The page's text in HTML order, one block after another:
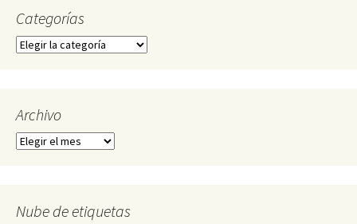
Categorías
Categorías
Archivo
Archivo
Nube de etiquetas